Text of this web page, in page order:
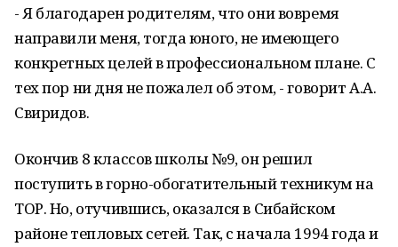
- Я благодарен родителям, что они вовремя
направили меня, тогда юного, не имеющего
конкретных целей в профессиональном плане. С
тех пор ни дня не пожалел об этом, - говорит А.А.
Свиридов.
Окончив 8 классов школы №9, он решил
поступить в горно-обогатительный техникум на
ТОР. Но, отучившись, оказался в Сибайском
районе тепловых сетей. Так, с начала 1994 года и